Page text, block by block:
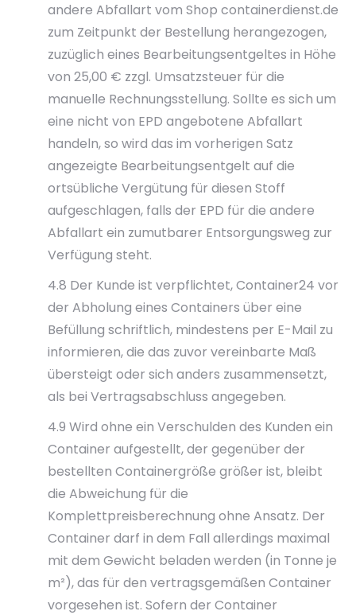
andere Abfallart vom Shop containerdienst.de
zum Zeitpunkt der Bestellung herangezogen,
zuzüglich eines Bearbeitungsentgeltes in Höhe
von 25,00 € zzgl. Umsatzsteuer für die
manuelle Rechnungsstellung. Sollte es sich um
eine nicht von EPD angebotene Abfallart
handeln, so wird das im vorherigen Satz
angezeigte Bearbeitungsentgelt auf die
ortsübliche Vergütung für diesen Stoff
aufgeschlagen, falls der EPD für die andere
Abfallart ein zumutbarer Entsorgungsweg zur
Verfügung steht.
4.8 Der Kunde ist verpflichtet, Container24 vor
der Abholung eines Containers über eine
Befüllung schriftlich, mindestens per E-Mail zu
informieren, die das zuvor vereinbarte Maß
übersteigt oder sich anders zusammensetzt,
als bei Vertragsabschluss angegeben.
4.9 Wird ohne ein Verschulden des Kunden ein
Container aufgestellt, der gegenüber der
bestellten Containergröße größer ist, bleibt
die Abweichung für die
Komplettpreisberechnung ohne Ansatz. Der
Container darf in dem Fall allerdings maximal
mit dem Gewicht beladen werden (in Tonne je
m²), das für den vertragsgemäßen Container
vorgesehen ist. Sofern der Container